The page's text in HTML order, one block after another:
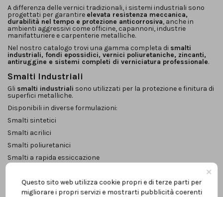
A differenza delle vernici tradizionali, i sistemi industriali sono
progettati per garantire elevata resistenza meccanica,
durabilità nel tempo e protezione anticorrosiva, anche in
ambienti aggressivi come officine, capannoni, industrie
manifatturiere e carpenterie metalliche.
Nel nostro catalogo trovi una gamma completa di smalti
industriali, fondi epossidici, vernici poliuretaniche, zincanti,
antiruggine e sistemi completi di verniciatura professionale.
Smalti Industriali
Gli smalti industriali sono utilizzati per la protezione e finitura di
superfici metalliche.
Disponibili in diverse formulazioni:
Smalti sintetici
Smalti acrilici
Smalti poliuretanici
Smalti a rapida essiccazione
Garantiscono copertura uniforme, resistenza agli urti e stabilità
Fondi Epossidici e Primer Anticorrosione
×
Questo sito web utilizza cookie propri e di terze parti per
migliorare i propri servizi e mostrarti pubblicità coerenti